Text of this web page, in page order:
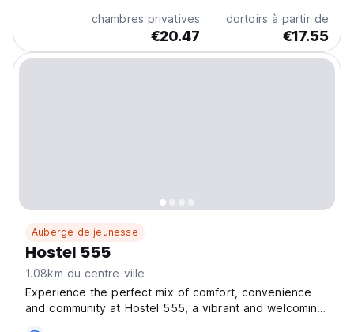
chambres privatives
€20.47
dortoirs à partir de
€17.55
Auberge de jeunesse
Hostel 555
1.08km du centre ville
Experience the perfect mix of comfort, convenience
and community at Hostel 555, a vibrant and welcoming